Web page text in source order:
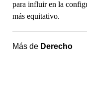
para influir en la
más equitativo.
Más de Derecho